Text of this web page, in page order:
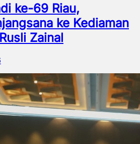
ke-69 Riau,
ke Kediaman
Zainal